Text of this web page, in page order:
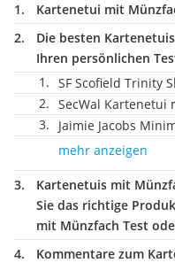
Kartenetui mit
Die besten
Ihren persönlichen
SF Scofield Trinity
SecWal Kartenetui
Jaimie Jacobs
mehr anzeigen
Kartenetuis mit
Sie das richtige
mit Münzfach Test
Kommentare zum